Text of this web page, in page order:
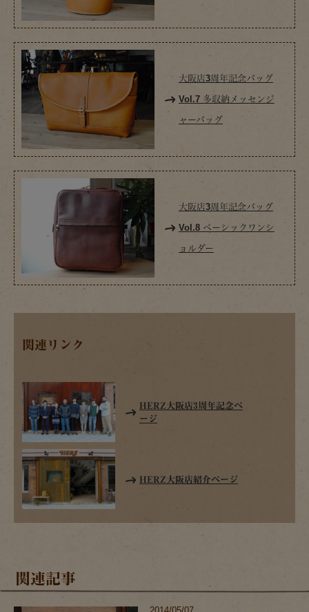
大阪店3周年記念バッグ
Vol.7 多収納メッセンジ
ャーバッグ
大阪店3周年記念バッグ
Vol.8 ベーシックワンシ
ョルダー
関連リンク
HERZ大阪店3周年記念ペ
ージ
HERZ大阪店紹介ページ
関連記事